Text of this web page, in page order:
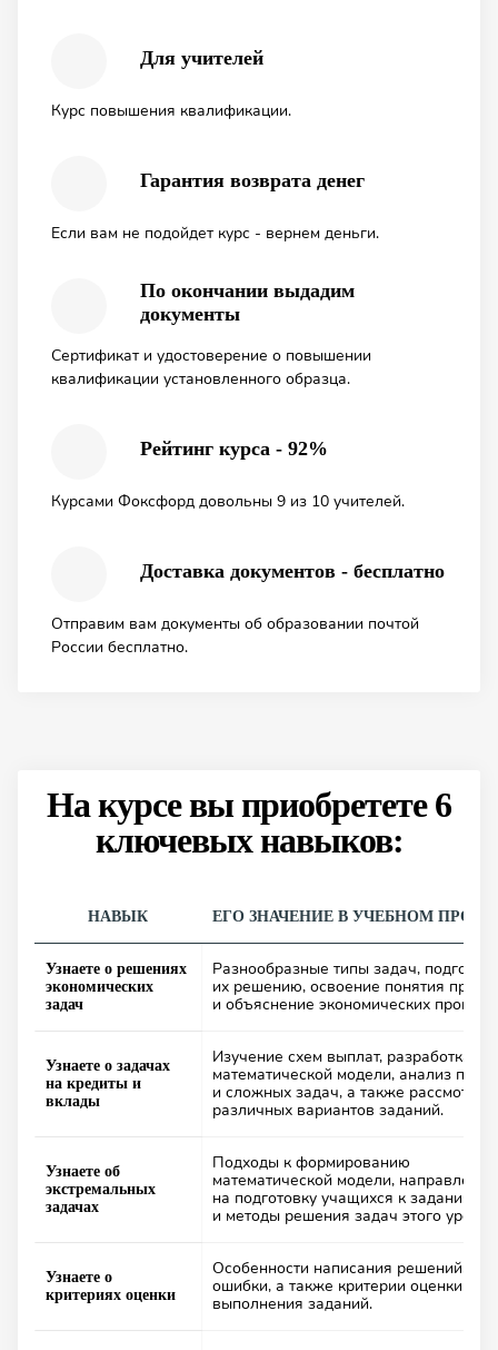
Для учителей
Курс повышения квалификации.
Гарантия возврата денег
Если вам не подойдет курс - вернем деньги.
По окончании выдадим
документы
Сертификат и удостоверение о повышении
квалификации установленного образца.
Рейтинг курса - 92%
Курсами Фоксфорд довольны 9 из 10 учителей.
Доставка документов - бесплатно
Отправим вам документы об образовании почтой
России бесплатно.
На курсе вы приобретете 6
ключевых навыков:
НАВЫК ЕГО ЗНАЧЕНИЕ В УЧЕБНОМ
Узнаете о решениях
экономических
задач
Разнообразные типы задач,
их решению, освоение понятия
и объяснение экономических
Узнаете о задачах
на кредиты и
вклады
Изучение схем выплат, разработка
математической модели, анализ
и сложных задач, а также
различных вариантов заданий.
Узнаете об
экстремальных
задачах
Подходы к формированию
математической модели,
на подготовку учащихся к заданиям
и методы решения задач этого
Узнаете о
критериях оценки
Особенности написания решений,
ошибки, а также критерии оценки
выполнения заданий.